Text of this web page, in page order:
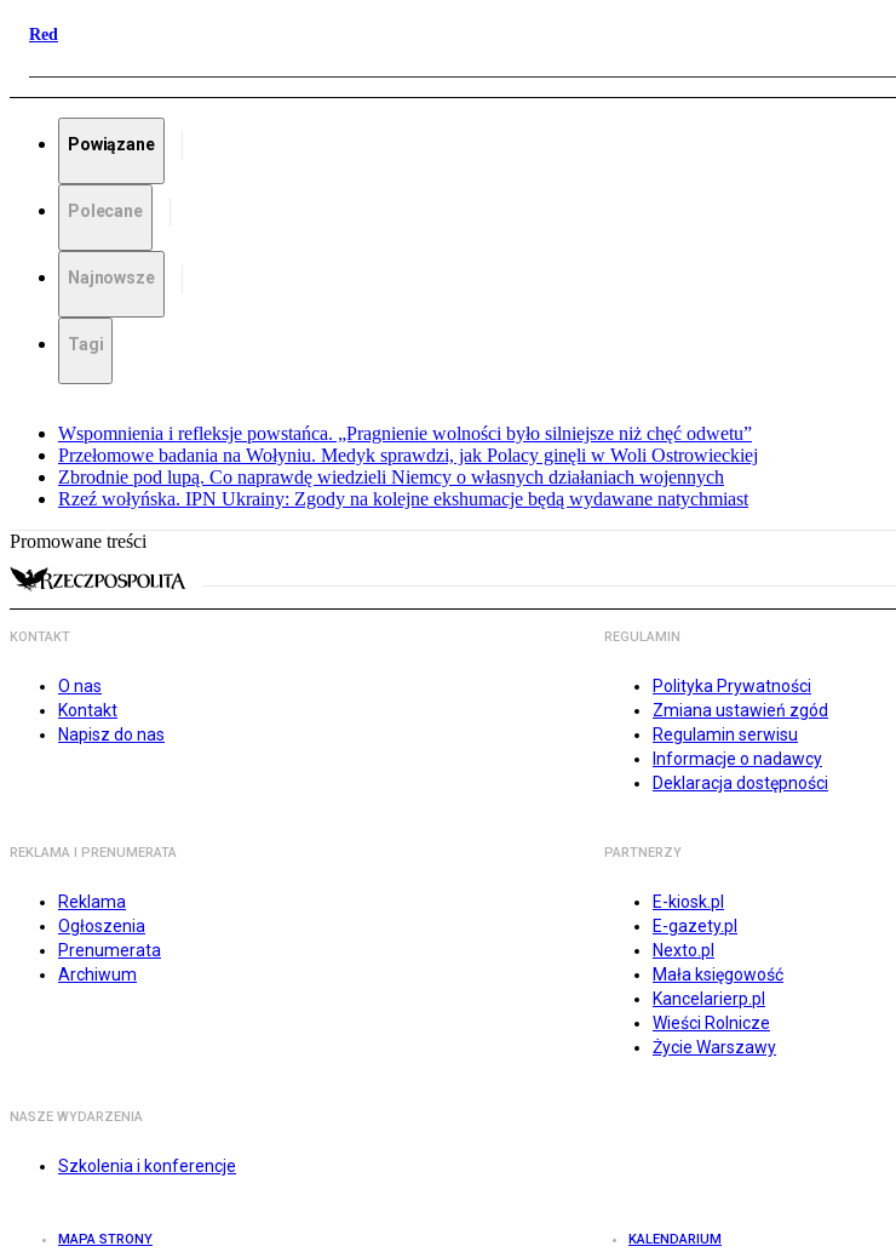
Red
Powiązane
Polecane
Najnowsze
Tagi
Wspomnienia i refleksje powstańca. „Pragnienie wolności było silniejsze niż chęć odwetu”
Przełomowe badania na Wołyniu. Medyk sprawdzi, jak Polacy ginęli w Woli Ostrowieckiej
Zbrodnie pod lupą. Co naprawdę wiedzieli Niemcy o własnych działaniach wojennych
Rzeź wołyńska. IPN Ukrainy: Zgody na kolejne ekshumacje będą wydawane natychmiast
Promowane treści
KONTAKT
O nas
Kontakt
Napisz do nas
REGULAMIN
Polityka Prywatności
Zmiana ustawień zgód
Regulamin serwisu
Informacje o nadawcy
Deklaracja dostępności
REKLAMA I PRENUMERATA
Reklama
Ogłoszenia
Prenumerata
Archiwum
PARTNERZY
E-kiosk.pl
E-gazety.pl
Nexto.pl
Mała księgowość
Kancelarierp.pl
Wieści Rolnicze
Życie Warszawy
NASZE WYDARZENIA
Szkolenia i konferencje
MAPA STRONY KALENDARIUM